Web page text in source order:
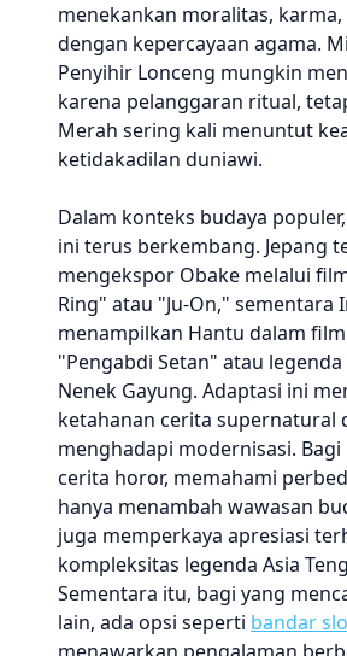
menekankan moralitas,
dengan kepercayaan agama.
Penyihir Lonceng mungkin
karena pelanggaran ritual,
Merah sering kali menuntut
ketidakadilan duniawi.
Dalam konteks budaya
ini terus berkembang. Jepang
mengekspor Obake melalui
Ring" atau "Ju-On," sementara
menampilkan Hantu dalam
"Pengabdi Setan" atau
Nenek Gayung. Adaptasi ini
ketahanan cerita supernatural
menghadapi modernisasi.
cerita horor, memahami
hanya menambah wawasan
juga memperkaya apresiasi
kompleksitas legenda Asia
Sementara itu, bagi yang
lain, ada opsi seperti bandar